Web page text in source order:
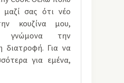
σας ότι νέο
κουζίνα μου,
την
διατροφή. Για να
για εμένα,